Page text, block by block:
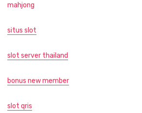
mahjong
situs slot
slot server thailand
bonus new member
slot qris